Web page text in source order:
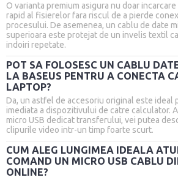
O varianta premium asigura nu doar
rapid al fisierelor fara riscul de a pierde
procesului. De asemenea, un cablu de date
superioara este protejat de un invelis textil
indoiri repetate.
POT SA FOLOSESC UN CABLU
LA BASEUS PENTRU A CONECTA
LAPTOP?
Da, un astfel de accesoriu original este ideal
imediata a dispozitivului de catre calculator.
micro USB dedicat transferului, vei putea
clipurile video intr-un timp foarte scurt.
CUM ALEG LUNGIMEA IDEALA
COMAND UN MICRO USB CABLU
ONLINE?